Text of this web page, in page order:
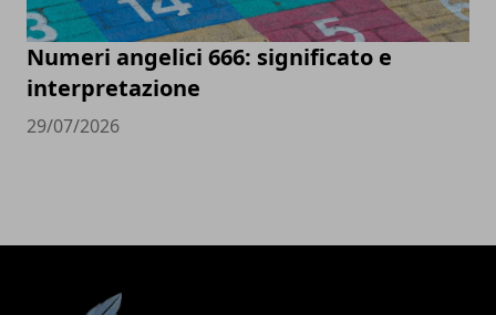
Numeri angelici 666: significato e
interpretazione
29/07/2026